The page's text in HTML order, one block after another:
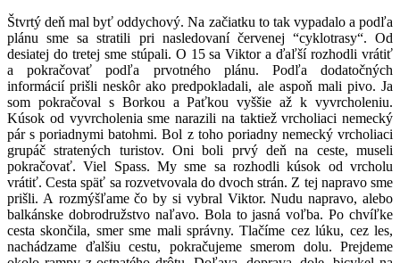
Štvrtý deň mal byť oddychový. Na začiatku to tak vypadalo a podľa
plánu sme sa stratili pri nasledovaní červenej “cyklotrasy“. Od
desiatej do tretej sme stúpali. O 15 sa Viktor a ďaľší rozhodli vrátiť
a pokračovať podľa prvotného plánu. Podľa dodatočných
informácií prišli neskôr ako predpokladali, ale aspoň mali pivo. Ja
som pokračoval s Borkou a Paťkou vyššie až k vyvrcholeniu.
Kúsok od vyvrcholenia sme narazili na taktiež vrcholiaci nemecký
pár s poriadnymi batohmi. Bol z toho poriadny nemecký vrcholiaci
grupáč stratených turistov. Oni boli prvý deň na ceste, museli
pokračovať. Viel Spass. My sme sa rozhodli kúsok od vrcholu
vrátiť. Cesta späť sa rozvetvovala do dvoch strán. Z tej napravo sme
prišli. A rozmýšľame čo by si vybral Viktor. Nudu napravo, alebo
balkánske dobrodružstvo naľavo. Bola to jasná voľba. Po chvíľke
cesta skončila, smer sme mali správny. Tlačíme cez lúku, cez les,
nachádzame ďalšiu cestu, pokračujeme smerom dolu. Prejdeme